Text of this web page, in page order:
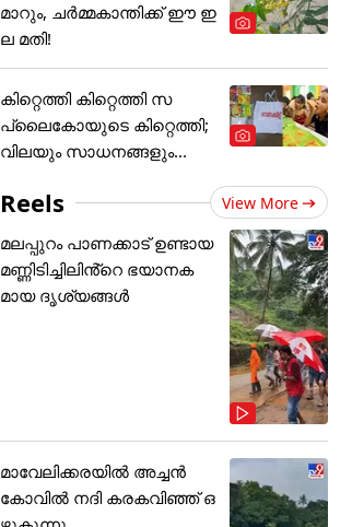
മാറും, ചർമ്മകാന്തിക്ക് ഈ ഇ
ല മതി!
കിറ്റെത്തി കിറ്റെത്തി സ
പ്ലൈകോയുടെ കിറ്റെത്തി;
വിലയും സാധനങ്ങളും...
Reels View More
മലപ്പുറം പാണക്കാട് ഉണ്ടായ
മണ്ണിടിച്ചിലിൻ്റെ ഭയാനക
മായ ദൃശ്യങ്ങൾ
മാവേലിക്കരയിൽ അച്ചൻ
കോവിൽ നദി കരകവിഞ്ഞ് ഒ